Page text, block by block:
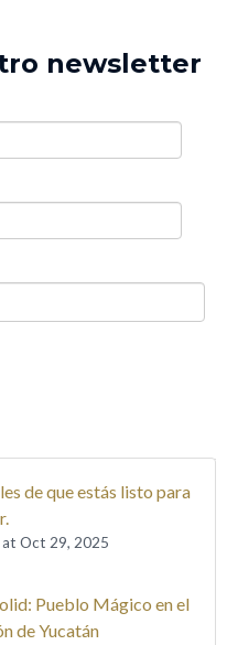
newsletter
de que estás listo para
Oct 29, 2025
Pueblo Mágico en el
de Yucatán